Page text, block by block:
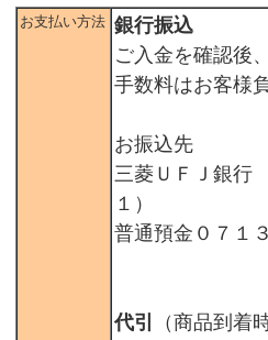
お支払い方法 銀行振込
ご入金を確認後
手数料はお客様
お振込先
三菱ＵＦＪ銀行
１）
普通預金０７１
代引
（商品到着